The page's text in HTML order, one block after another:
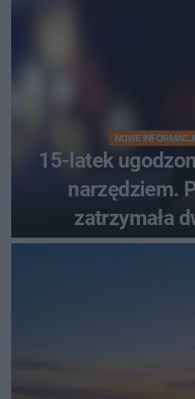
NOWE
15-latek
narzędziem.
zatrzymała